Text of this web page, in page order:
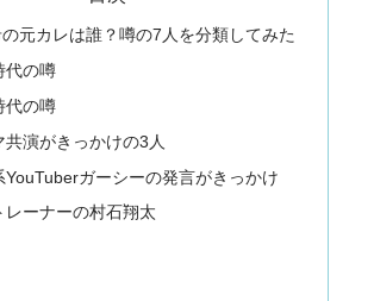
元カレは誰？噂の7人を分類してみた
代の噂
代の噂
共演がきっかけの3人
YouTuberガーシーの発言がきっかけ
レーナーの村石翔太